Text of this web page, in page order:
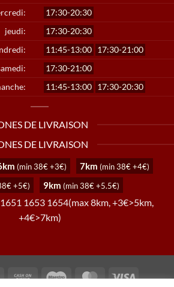
17:30-20:30
jeudi:
17:30-20:30
11:45-13:00 17:30-21:00
17:30-21:00
11:45-13:00 17:30-20:30
DE LIVRAISON
DE LIVRAISON
(min 38€ +3€) 7km (min 38€ +4€)
+5€) 9km (min 38€ +5.5€)
1653 1654(max 8km, +3€>5km,
+4€>7km)
BancontactCash
Maestro MasterCard